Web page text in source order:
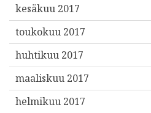
kesäkuu 2017
toukokuu 2017
huhtikuu 2017
maaliskuu 2017
helmikuu 2017